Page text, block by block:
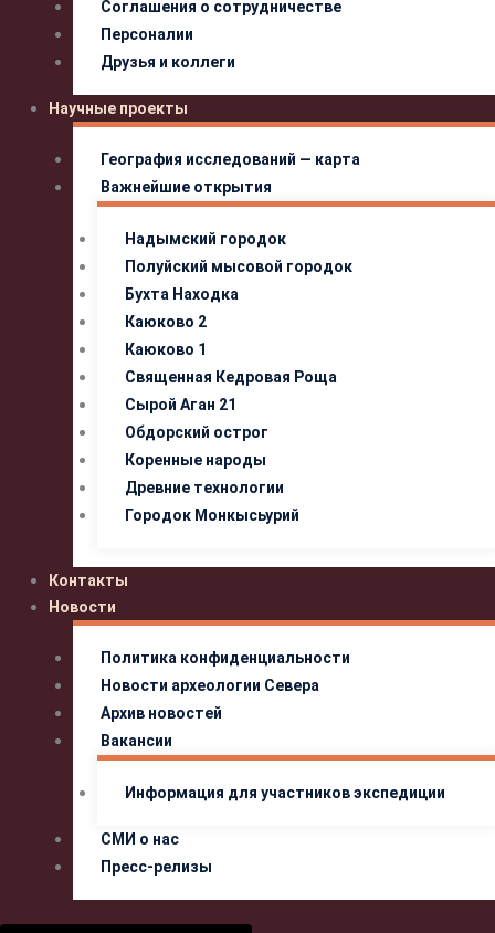
Соглашения о сотрудничестве
Персоналии
Друзья и коллеги
Научные проекты
География исследований — карта
Важнейшие открытия
Надымский городок
Полуйский мысовой городок
Бухта Находка
Каюково 2
Каюково 1
Священная Кедровая Роща
Сырой Аган 21
Обдорский острог
Коренные народы
Древние технологии
Городок Монкысьурий
Контакты
Новости
Политика конфиденциальности
Новости археологии Севера
Архив новостей
Вакансии
Информация для участников экспедиции
СМИ о нас
Пресс-релизы